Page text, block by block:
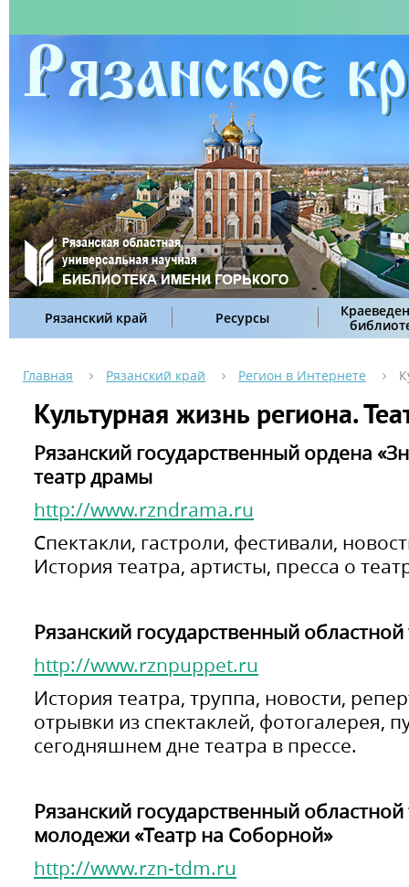
Рязанский край Ресурсы
Главная Рязанский край Регион в Интернете
Культурная жизнь региона.
Рязанский государственный ордена
театр драмы
http://www.rzndrama.ru
Спектакли, гастроли, фестивали,
История театра, артисты, пресса о
Рязанский государственный областной
http://www.rznpuppet.ru
История театра, труппа, новости,
отрывки из спектаклей, фотогалерея,
сегодняшнем дне театра в прессе.
Рязанский государственный
молодежи «Театр на Соборной»
http://www.rzn-tdm.ru